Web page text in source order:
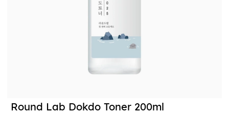
Round Lab Dokdo Toner 200ml